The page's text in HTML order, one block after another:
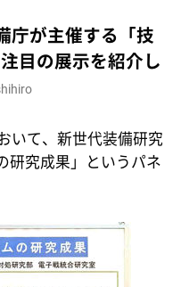
庁が主催する「技
目の展示を紹介し
いて、新世代装備研究
研究成果」というパネ